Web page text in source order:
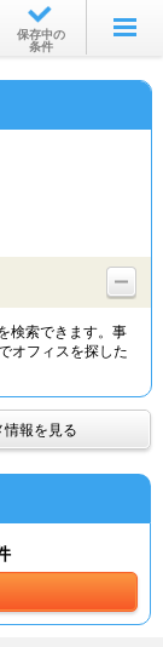
保存中の
条件
検索できます。事
オフィスを探した
情報を見る